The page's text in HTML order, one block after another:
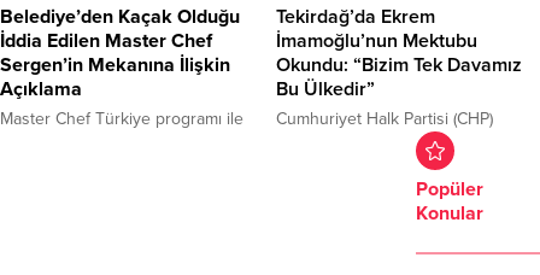
basının kapısına kilit vurulmak
istendiğine dikkat çekti. TBMM
Genel Kurulu’ndaki bir dakikalık
konuşmasını...
emmeye devam etmektedir”
dedi.İYİ Parti tarafından 81...
Belediye’den Kaçak Olduğu
İddia Edilen Master Chef
Sergen’in Mekanına İlişkin
Açıklama
Master Chef Türkiye programı ile
Tekirdağ’da Ekrem
İmamoğlu’nun Mektubu
Okundu: “Bizim Tek Davamız
Bu Ülkedir”
Cumhuriyet Halk Partisi (CHP)
Tekirdağ İl Başkanlığı tarafından,
cumhurbaşkanı adayı olan İstanbul
Büyükşehir Belediye Başkanı
Ekrem İmamoğlu’nun Silivri’de
Popüler
Konular